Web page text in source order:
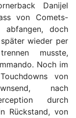
Danijel
von Comets-
abfangen, doch
wieder per
musste,
Noch im
von
nach
durch
Rückstand, von